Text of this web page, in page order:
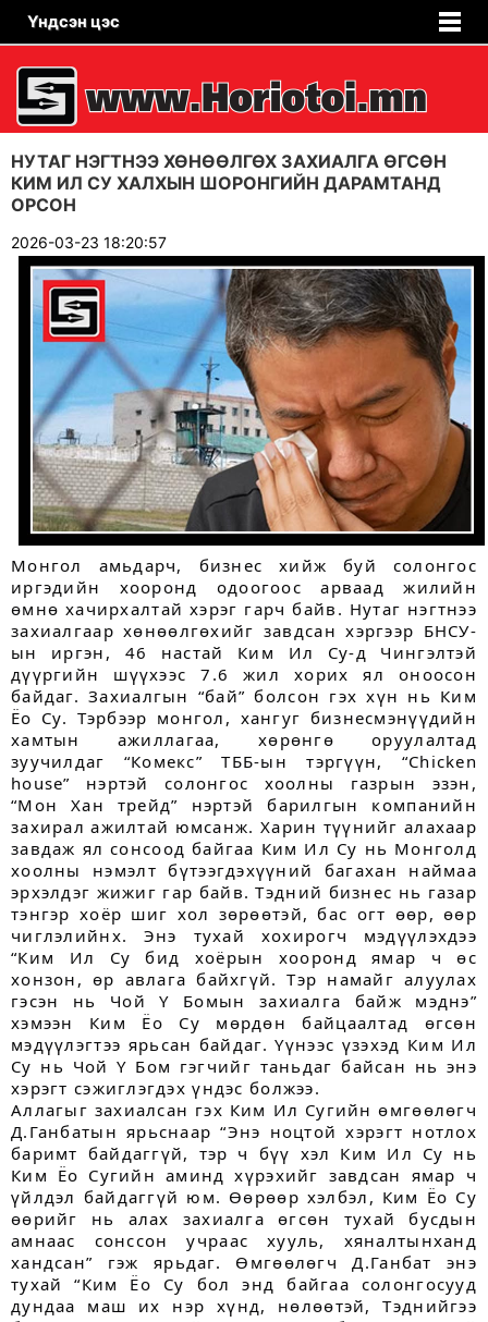
Үндсэн цэс
НУТАГ НЭГТНЭЭ ХӨНӨӨЛГӨХ ЗАХИАЛГА ӨГСӨН
КИМ ИЛ СУ ХАЛХЫН ШОРОНГИЙН ДАРАМТАНД
ОРСОН
2026-03-23 18:20:57
Монгол амьдарч, бизнес хийж буй солонгос
иргэдийн хооронд одоогоос арваад жилийн
өмнө хачирхалтай хэрэг гарч байв. Нутаг нэгтнээ
захиал­гаар хөнөөлгөхийг завдсан хэргээр БНСУ-
ын иргэн, 46 настай Ким Ил Су-д Чингэлтэй
дүүргийн шүүхээс 7.6 жил хорих ял оноосон
байдаг. Захиалгын “бай” болсон гэх хүн нь Ким
Ёо Су. Тэрбээр монгол, хангуг бизнесмэнүүдийн
хамтын ажиллагаа, хөрөнгө оруулалтад
зуучилдаг “Комекс” ТББ-ын тэргүүн, “Chicken
house” нэртэй солонгос хоолны газрын эзэн,
“Мон Хан трейд” нэртэй барилгын компанийн
захирал ажилтай юмсанж. Харин түүнийг алахаар
завдаж ял сонсоод байгаа Ким Ил Су нь Монголд
хоолны нэмэлт бүтээгдэхүүний багахан наймаа
эрхэлдэг жижиг гар байв. Тэдний бизнес нь газар
тэнгэр хоёр шиг хол зөрөөтэй, бас огт өөр, өөр
чиглэлийнх. Энэ тухай хохирогч мэдүүлэхдээ
“Ким Ил Су бид хоёрын хооронд ямар ч өс
хонзон, өр авлага байхгүй. Тэр намайг алуулах
гэсэн нь Чой Ү Бомын захиалга байж мэднэ”
хэмээн Ким Ёо Су мөрдөн байцаалтад өгсөн
мэдүүлэгтээ ярьсан байдаг. Үүнээс үзэхэд Ким Ил
Су нь Чой Ү Бом гэгчийг таньдаг байсан нь энэ
хэрэгт сэжиглэгдэх үндэс болжээ.
Аллагыг захиалсан гэх Ким Ил Сугийн өмгөөлөгч
Д.Ганбатын ярьснаар “Энэ ноцтой хэрэгт нотлох
баримт байдаггүй, тэр ч бүү хэл Ким Ил Су нь
Ким Ёо Сугийн аминд хүрэхийг завдсан ямар ч
үйлдэл байдаггүй юм. Өөрөөр хэлбэл, Ким Ёо Су
өөрийг нь алах захиалга өгсөн тухай бусдын
амнаас сонссон учраас хууль, хяналтынханд
хандсан” гэж ярьдаг. Өмгөөлөгч Д.Ганбат энэ
тухай “Ким Ёо Су бол энд байгаа солонгосууд
дундаа маш их нэр хүнд, нөлөөтэй, Тэднийгээ